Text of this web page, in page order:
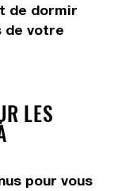
de dormir
de votre
LES
pour vous